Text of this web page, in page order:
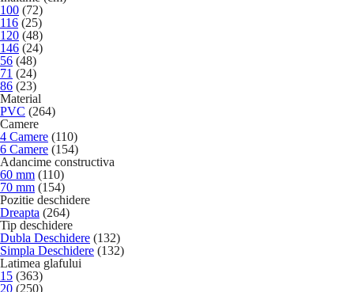
100 (72)
116 (25)
120 (48)
146 (24)
56 (48)
71 (24)
86 (23)
Material
PVC (264)
Camere
4 Camere (110)
6 Camere (154)
Adancime constructiva
60 mm (110)
70 mm (154)
Pozitie deschidere
Dreapta (264)
Tip deschidere
Dubla Deschidere (132)
Simpla Deschidere (132)
Latimea glafului
15 (363)
20 (250)